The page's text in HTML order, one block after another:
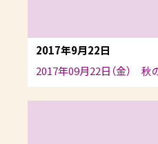
2017年9月22日
2017年09月22日（金） 秋